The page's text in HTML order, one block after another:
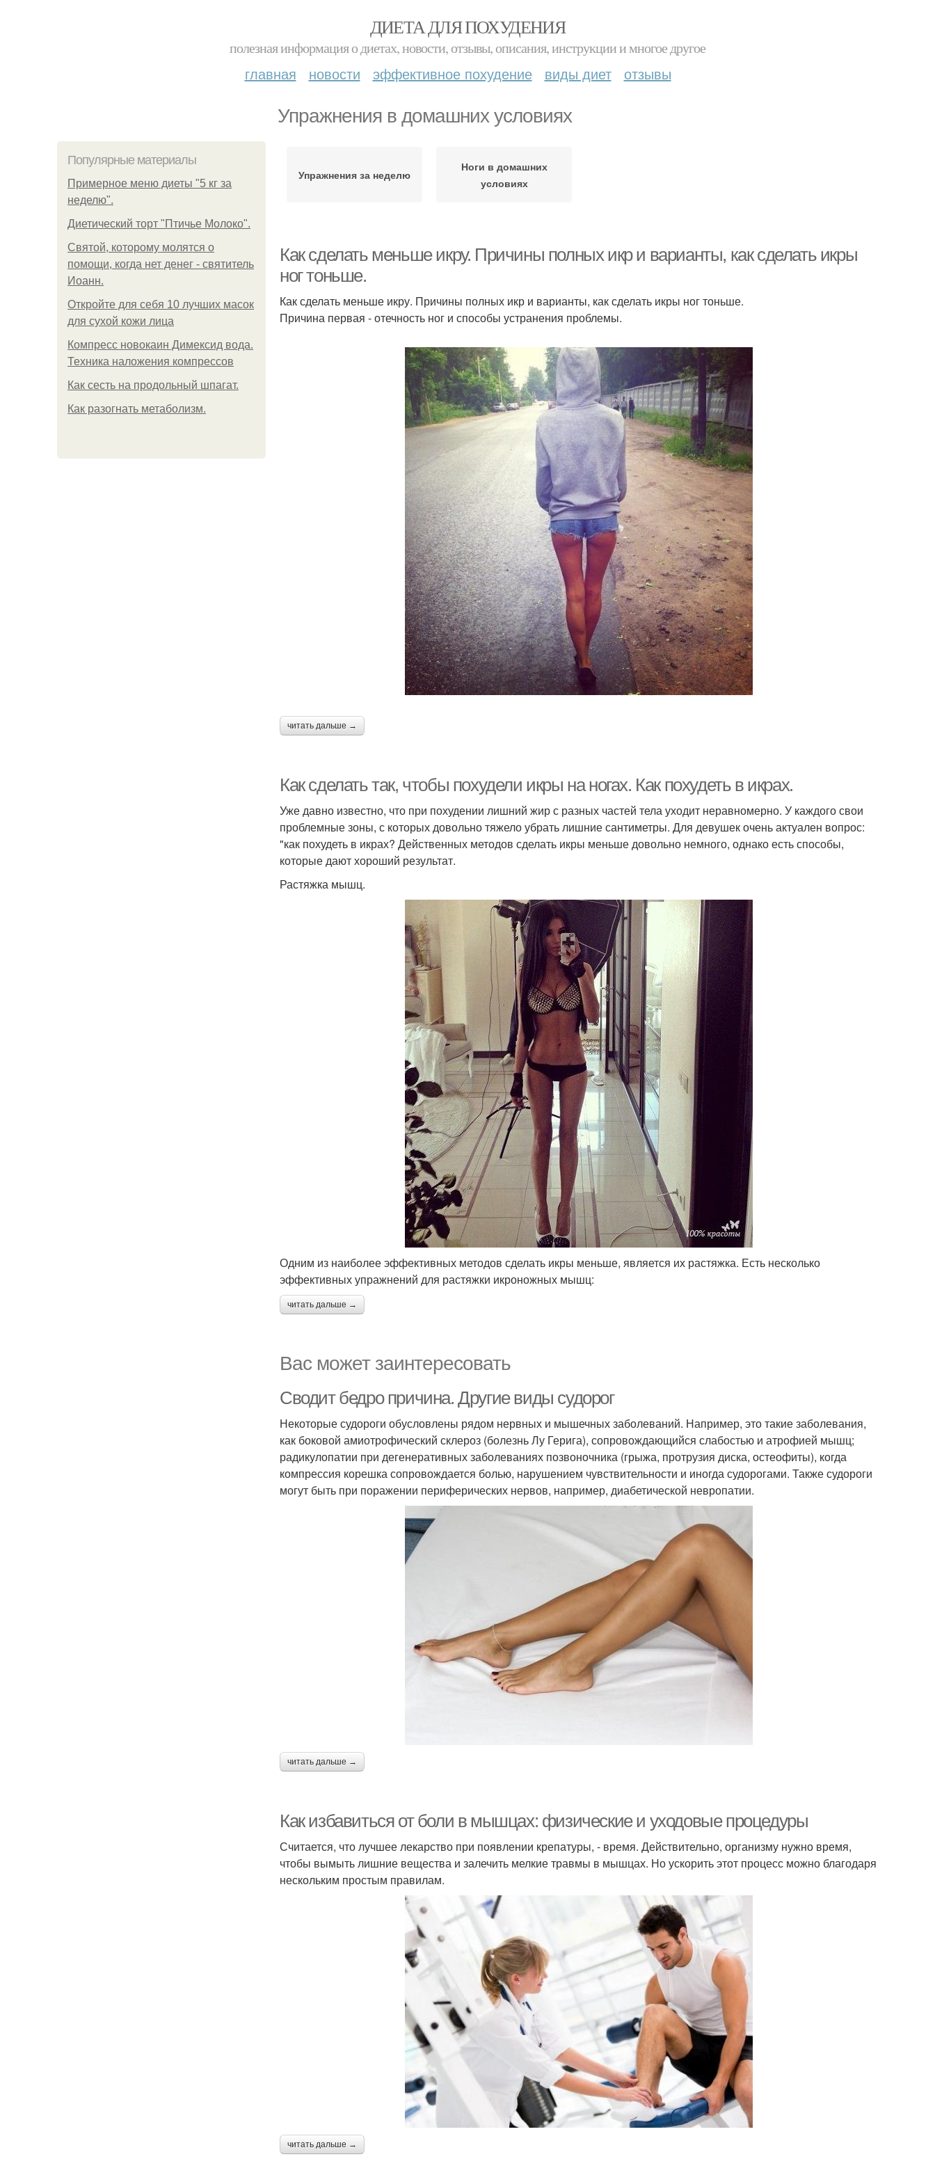
ДИЕТА ДЛЯ ПОХУДЕНИЯ
полезная информация о диетах, новости, отзывы, описания, инструкции и многое другое
главная новости эффективное похудение виды диет отзывы
Упражнения в домашних условиях
Популярные материалы
Примерное меню диеты "5 кг за
неделю".
Диетический торт "Птичье Молоко".
Святой, которому молятся о
помощи, когда нет денег - святитель
Иоанн.
Откройте для себя 10 лучших масок
для сухой кожи лица
Компресс новокаин Димексид вода.
Техника наложения компрессов
Как сесть на продольный шпагат.
Как разогнать метаболизм.
Упражнения за неделю
Ноги в домашних
условиях
Как сделать меньше икру. Причины полных икр и варианты, как сделать икры
ног тоньше.
Как сделать меньше икру. Причины полных икр и варианты, как сделать икры ног тоньше.
Причина первая - отечность ног и способы устранения проблемы.
читать дальше →
Как сделать так, чтобы похудели икры на ногах. Как похудеть в икрах.
Уже давно известно, что при похудении лишний жир с разных частей тела уходит неравномерно. У каждого свои
проблемные зоны, с которых довольно тяжело убрать лишние сантиметры. Для девушек очень актуален вопрос:
"как похудеть в икрах? Действенных методов сделать икры меньше довольно немного, однако есть способы,
которые дают хороший результат.
Растяжка мышц.
Одним из наиболее эффективных методов сделать икры меньше, является их растяжка. Есть несколько
эффективных упражнений для растяжки икроножных мышц:
читать дальше →
Вас может заинтересовать
Сводит бедро причина. Другие виды судорог
Некоторые судороги обусловлены рядом нервных и мышечных заболеваний. Например, это такие заболевания,
как боковой амиотрофический склероз (болезнь Лу Герига), сопровождающийся слабостью и атрофией мышц;
радикулопатии при дегенеративных заболеваниях позвоночника (грыжа, протрузия диска, остеофиты), когда
компрессия корешка сопровождается болью, нарушением чувствительности и иногда судорогами. Также судороги
могут быть при поражении периферических нервов, например, диабетической невропатии.
читать дальше →
Как избавиться от боли в мышцах: физические и уходовые процедуры
Считается, что лучшее лекарство при появлении крепатуры, - время. Действительно, организму нужно время,
чтобы вымыть лишние вещества и залечить мелкие травмы в мышцах. Но ускорить этот процесс можно благодаря
нескольким простым правилам.
читать дальше →